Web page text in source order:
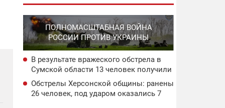
ПОЛНОМАСШТАБНАЯ ВОЙНА
РОССИИ ПРОТИВ УКРАИНЫ
В результате вражеского обстрела в
Сумской области 13 человек получили
ранения, среди них – 7-летний ребенок
Обстрелы Херсонской общины: ранены
26 человек, под ударом оказались 7